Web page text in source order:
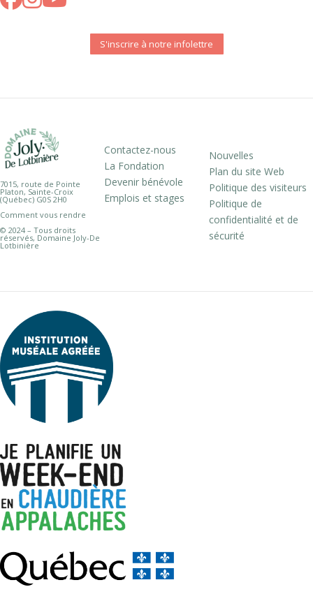
S'inscrire à notre infolettre
7015, route de Pointe
Platon, Sainte-Croix
(Québec) G0S 2H0
Comment vous rendre
© 2024 – Tous droits
réservés, Domaine Joly-De
Lotbinière
Contactez-nous
La Fondation
Devenir bénévole
Emplois et stages
Nouvelles
Plan du site Web
Politique des visiteurs
Politique de
confidentialité et de
sécurité